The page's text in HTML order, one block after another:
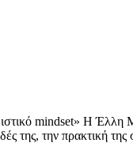
mindset» Η Έλλη
της, την πρακτική